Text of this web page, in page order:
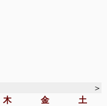
＞
木 金
土